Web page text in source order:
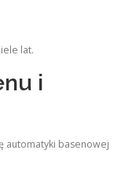
lat.
i
automatyki basenowej